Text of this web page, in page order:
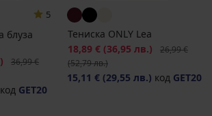
5
блуза
Първоначална цена
36,99 €
код GET20
Тениска ONLY Lea
Намаление
18,89 € (36,95 лв.)
26,99 €
(52,79 лв.)
15,11 € (29,55 лв.) код GET20